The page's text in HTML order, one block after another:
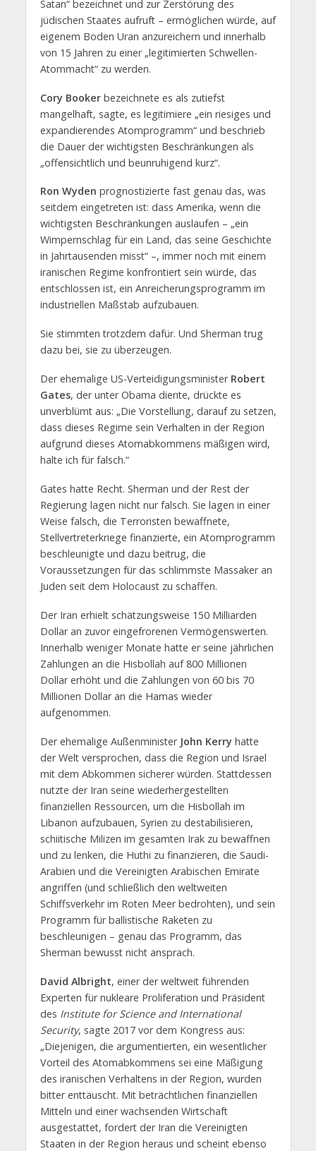
Satan“ bezeichnet und zur Zerstörung des
jüdischen Staates aufruft – ermöglichen würde, auf
eigenem Boden Uran anzureichern und innerhalb
von 15 Jahren zu einer „legitimierten Schwellen-
Atommacht“ zu werden.
Cory Bookerbezeichnete es als zutiefst
mangelhaft, sagte, es legitimiere „ein riesiges und
expandierendes Atomprogramm“ und beschrieb
die Dauer der wichtigsten Beschränkungen als
„offensichtlich und beunruhigend kurz“.
Ron Wyden prognostizierte fast genau das, was
seitdem eingetreten ist: dass Amerika, wenn die
wichtigsten Beschränkungen auslaufen – „ein
Wimpernschlag für ein Land, das seine Geschichte
in Jahrtausenden misst“ –, immer noch mit einem
iranischen Regime konfrontiert sein würde, das
entschlossen ist, ein Anreicherungsprogramm im
industriellen Maßstab aufzubauen.
Sie stimmten trotzdem dafür. Und Sherman trug
dazu bei, sie zu überzeugen.
Der ehemalige US-Verteidigungsminister Robert
Gates, der unter Obama diente, drückte es
unverblümt aus: „Die Vorstellung, darauf zu setzen,
dass dieses Regime sein Verhalten in der Region
aufgrund dieses Atomabkommens mäßigen wird,
halte ich für falsch.“
Gates hatte Recht. Sherman und der Rest der
Regierung lagen nicht nur falsch. Sie lagen in einer
Weise falsch, die Terroristen bewaffnete,
Stellvertreterkriege finanzierte, ein Atomprogramm
beschleunigte und dazu beitrug, die
Voraussetzungen für das schlimmste Massaker an
Juden seit dem Holocaust zu schaffen.
Der Iran erhielt schätzungsweise 150 Milliarden
Dollar an zuvor eingefrorenen Vermögenswerten.
Innerhalb weniger Monate hatte er seine jährlichen
Zahlungen an die Hisbollah auf 800 Millionen
Dollar erhöht und die Zahlungen von 60 bis 70
Millionen Dollar an die Hamas wieder
aufgenommen.
Der ehemalige Außenminister John Kerryhatte
der Welt versprochen, dass die Region und Israel
mit dem Abkommen sicherer würden. Stattdessen
nutzte der Iran seine wiederhergestellten
finanziellen Ressourcen, um die Hisbollah im
Libanon aufzubauen, Syrien zu destabilisieren,
schiitische Milizen im gesamten Irak zu bewaffnen
und zu lenken, die Huthi zu finanzieren, die Saudi-
Arabien und die Vereinigten Arabischen Emirate
angriffen (und schließlich den weltweiten
Schiffsverkehr im Roten Meer bedrohten), und sein
Programm für ballistische Raketen zu
beschleunigen – genau das Programm, das
Sherman bewusst nicht ansprach.
David Albright, einer der weltweit führenden
Experten für nukleare Proliferation und Präsident
des Institute for Science and International
Security, sagte 2017 vor dem Kongress aus:
„Diejenigen, die argumentierten, ein wesentlicher
Vorteil des Atomabkommens sei eine Mäßigung
des iranischen Verhaltens in der Region, wurden
bitter enttäuscht. Mit beträchtlichen finanziellen
Mitteln und einer wachsenden Wirtschaft
ausgestattet, fordert der Iran die Vereinigten
Staaten in der Region heraus und scheint ebenso